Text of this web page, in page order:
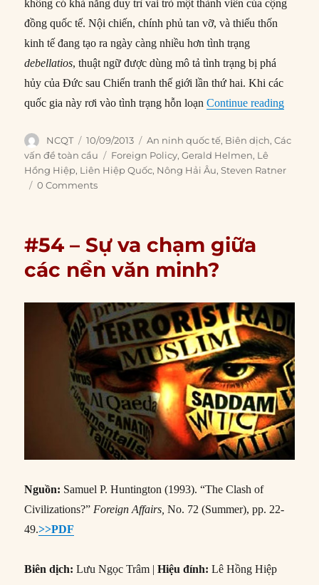
Author
NCQT
Posted
on
10/09/2013 Categories
An ninh quốc tế, Biên dịch,Các
vấn đề toàn cầu
Tags
Foreign Policy,Gerald Helmen, Lê
Hồng Hiệp
Liên Hiệp Quốc Nông Hải Âu , Steven Ratner
0 Comments
#54 – Sự va chạm giữa
các nền văn minh?
Samuel P. Huntington (1993). “The Clash of
Civilizations?” Foreign Affairs,No. 72 (Summer), pp. 22-
>>PDF
Lưu Ngọc Trâm | Hiệu đính:Lê Hồng Hiệp
Chính trị thế giới đang bước vào một giai đoạn mới, và các
nhà trí thức đã không hề ngần ngại đưa ra vô số quan điểm
mối thâm thù giữa các quốc gia – dân tộc, và sự suy tàn của